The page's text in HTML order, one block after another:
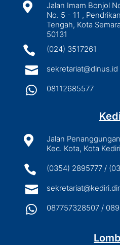

Jalan Imam Bonjol
No. 5 - 11 ,
Tengah, Kota
50131
 (024) 3517261
 sekretariat@dinus.id
 08112685577

Jalan
Kec. Kota, Kota
 (0354) 2895777 /

 087757328507 /